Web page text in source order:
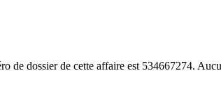
de dossier de cette affaire est 534667274.